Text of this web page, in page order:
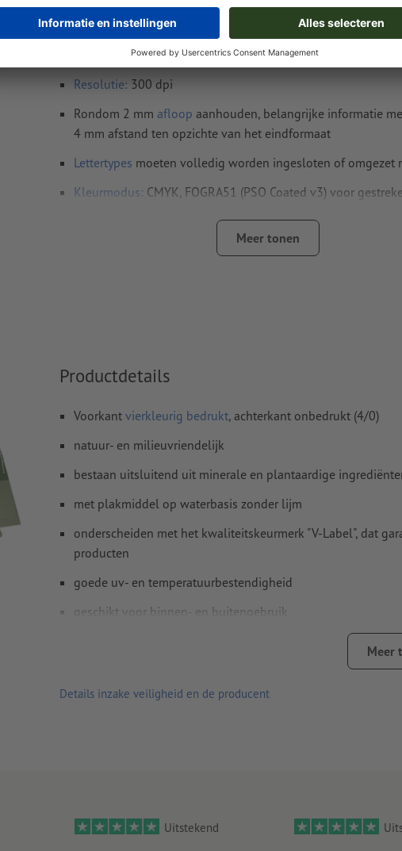
Gegevensformaat(incl. 2 mm afloop): 7,6 x 21,4 cm
Eindformaat: 7,2 x 21 cm
Resolutie: 300 dpi
Rondom 2 mm afloop aanhouden, belangrijke informatie
4 mm afstand ten opzichte van het eindformaat
Lettertypes moeten volledig worden ingesloten of omgezet
Kleurmodus: CMYK, FOGRA51 (PSO Coated v3) voor
worden door ons niet gecontroleerd
Hoe maak ik afdrukgegevens correct?
Meer tonen
Productdetails
Voorkant vierkleurig bedrukt, achterkant onbedrukt (4/0)
natuur- en milieuvriendelijk
bestaan uitsluitend uit minerale en plantaardige
met plakmiddel op waterbasis zonder lijm
onderscheiden met het kwaliteitskeurmerk "V-Label", dat
producten
goede uv- en temperatuurbestendigheid
geschikt voor binnen- en buitengebruik
eenvoudig corrigeerbaar opplakken en gemakkelijk te
Let erop dat de kleur van de stickers bij dagelijkse
onderhevig kan zijn aan slijtage
Levering: apart op maat gesneden
Meer
Details inzake veiligheid en de producent
Uitstekend